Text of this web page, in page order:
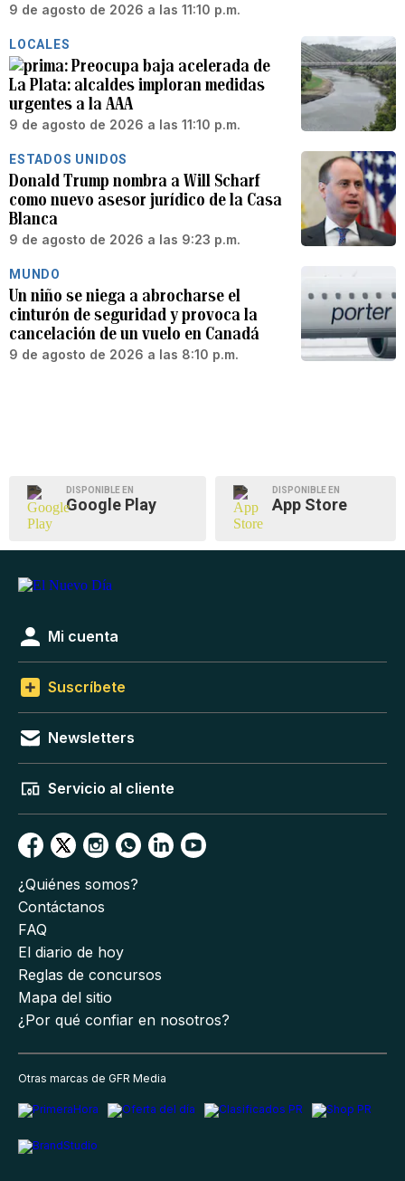
9 de agosto de 2026 a las 11:10 p.m.
LOCALES
Preocupa baja acelerada de
La Plata: alcaldes imploran medidas
urgentes a la AAA
9 de agosto de 2026 a las 11:10 p.m.
ESTADOS UNIDOS
Donald Trump nombra a Will Scharf
como nuevo asesor jurídico de la Casa
Blanca
9 de agosto de 2026 a las 9:23 p.m.
MUNDO
Un niño se niega a abrocharse el
cinturón de seguridad y provoca la
cancelación de un vuelo en Canadá
9 de agosto de 2026 a las 8:10 p.m.
DISPONIBLE EN
Google Play
DISPONIBLE EN
App Store
Mi cuenta
Suscríbete
Newsletters
Servicio al cliente
¿Quiénes somos?
Contáctanos
FAQ
El diario de hoy
Reglas de concursos
Mapa del sitio
¿Por qué confiar en nosotros?
Otras marcas de GFR Media